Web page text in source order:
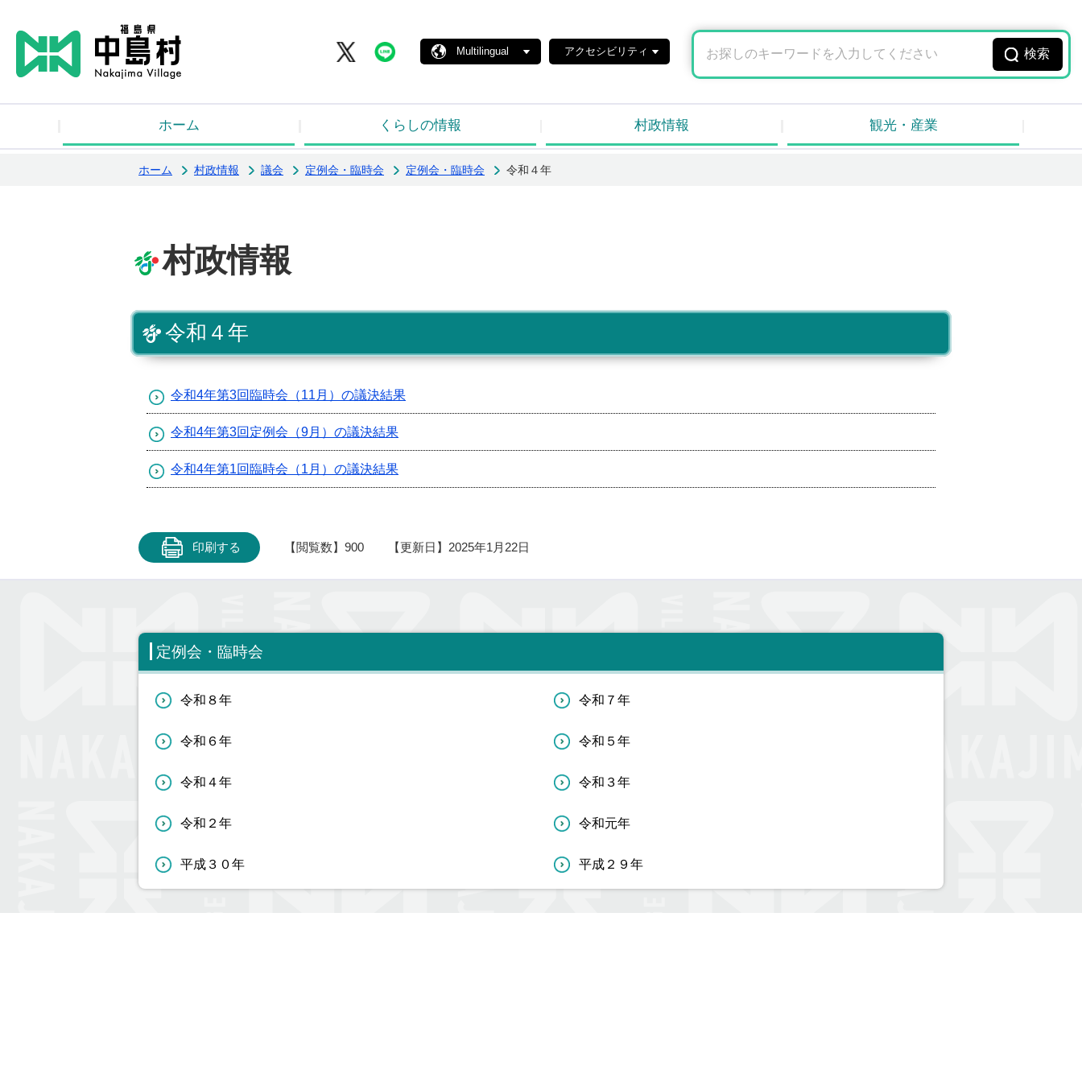
Multilingual アクセシビリティ
ホーム くらしの情報 村政情報 観光・産業
ホーム 村政情報 議会 定例会・臨時会 定例会・臨時会 令和４年
村政情報
令和４年
令和4年第3回臨時会（11月）の議決結果
令和4年第3回定例会（9月）の議決結果
令和4年第1回臨時会（1月）の議決結果
印刷する 【閲覧数】 900 【更新日】 2025年1月22日
定例会・臨時会
令和８年 令和７年
令和６年 令和５年
令和４年 令和３年
令和２年 令和元年
平成３０年 平成２９年